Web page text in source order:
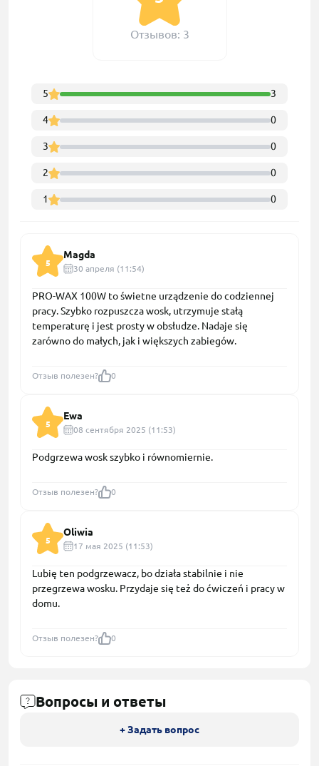
Отзывов: 3
5 3
4 0
3 0
2 0
1 0
5
Magda
30 апреля (11:54)
PRO-WAX 100W to świetne urządzenie do codziennej
pracy. Szybko rozpuszcza wosk, utrzymuje stałą
temperaturę i jest prosty w obsłudze. Nadaje się
zarówno do małych, jak i większych zabiegów.
Отзыв полезен? 0
5
Ewa
08 сентября 2025 (11:53)
Podgrzewa wosk szybko i równomiernie.
Отзыв полезен? 0
5
Oliwia
17 мая 2025 (11:53)
Lubię ten podgrzewacz, bo działa stabilnie i nie
przegrzewa wosku. Przydaje się też do ćwiczeń i pracy w
domu.
Отзыв полезен? 0
Вопросы и ответы
+ Задать вопрос